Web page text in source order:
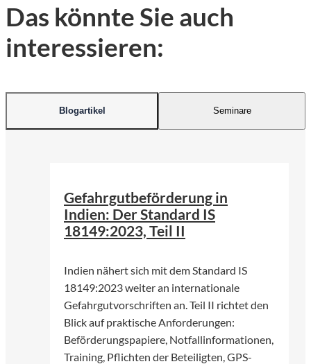
Das könnte Sie auch
interessieren:
Blogartikel Seminare
Gefahrgutbeförderung in
Indien: Der Standard IS
18149:2023, Teil II
Indien nähert sich mit dem Standard IS
18149:2023 weiter an internationale
Gefahrgutvorschriften an. Teil II richtet den
Blick auf praktische Anforderungen:
Beförderungspapiere, Notfallinformationen,
Training, Pflichten der Beteiligten, GPS-